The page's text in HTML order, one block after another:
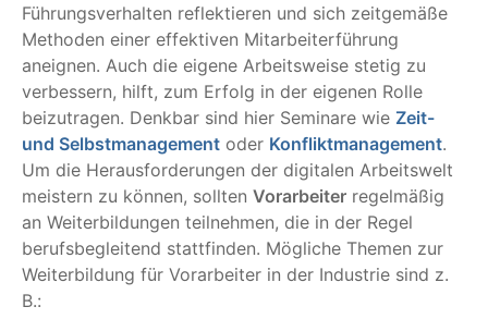
Führungsverhalten reflektieren und sich zeitgemäße
Methoden einer effektiven Mitarbeiterführung
aneignen. Auch die eigene Arbeitsweise stetig zu
verbessern, hilft, zum Erfolg in der eigenen Rolle
beizutragen. Denkbar sind hier Seminare wie Zeit-
und Selbstmanagement oder Konfliktmanagement.
Um die Herausforderungen der digitalen Arbeitswelt
meistern zu können, sollten Vorarbeiter regelmäßig
an Weiterbildungen teilnehmen, die in der Regel
berufsbegleitend stattfinden. Mögliche Themen zur
Weiterbildung für Vorarbeiter in der Industrie sind z.
B.: